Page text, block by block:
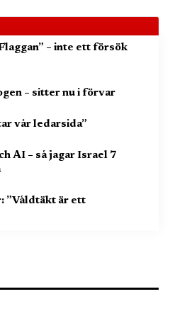
– inte ett försök
– sitter nu i förvar
vår ledarsida”
AI – så jagar Israel 7
”Våldtäkt är ett